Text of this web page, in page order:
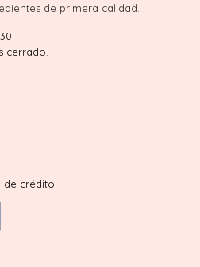
de primera calidad.
cerrado.
de crédito